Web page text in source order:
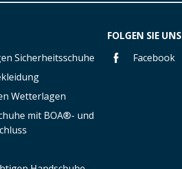
Sicherheitsschuhe
Wetterlagen
mit BOA®- und
FOLGEN SIE UNS
Facebook